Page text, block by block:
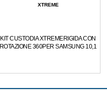
XTREME
KIT CUSTODIA XTREMERIGIDA CON
ROTAZIONE 360PER SAMSUNG 10,1